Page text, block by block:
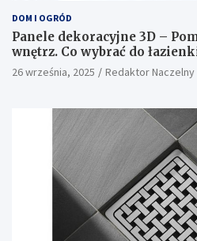
DOM I OGRÓD
Panele dekoracyjne 3D –
wnętrz. Co wybrać do
26 września, 2025 Redaktor Naczelny